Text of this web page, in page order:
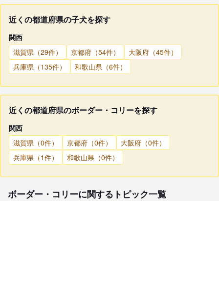
近くの都道府県の子犬を探す
関西
滋賀県（29件）
京都府（54件）
大阪府（45件）
兵庫県（135件）
和歌山県（6件）
近くの都道府県のボーダー・コリーを探す
関西
滋賀県（0件）
京都府（0件）
大阪府（0件）
兵庫県（1件）
和歌山県（0件）
ボーダー・コリーに関するトピック一覧